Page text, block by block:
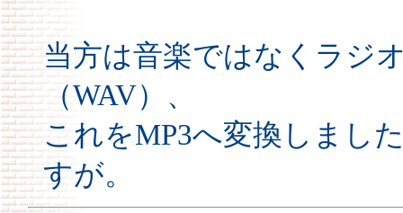
当方は音楽ではなくラジ
（WAV）、
これをMP3へ変換しまし
すが。